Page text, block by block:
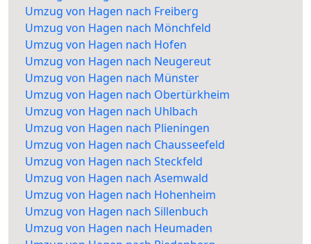
Umzug von Hagen nach Freiberg
Umzug von Hagen nach Mönchfeld
Umzug von Hagen nach Hofen
Umzug von Hagen nach Neugereut
Umzug von Hagen nach Münster
Umzug von Hagen nach Obertürkheim
Umzug von Hagen nach Uhlbach
Umzug von Hagen nach Plieningen
Umzug von Hagen nach Chausseefeld
Umzug von Hagen nach Steckfeld
Umzug von Hagen nach Asemwald
Umzug von Hagen nach Hohenheim
Umzug von Hagen nach Sillenbuch
Umzug von Hagen nach Heumaden